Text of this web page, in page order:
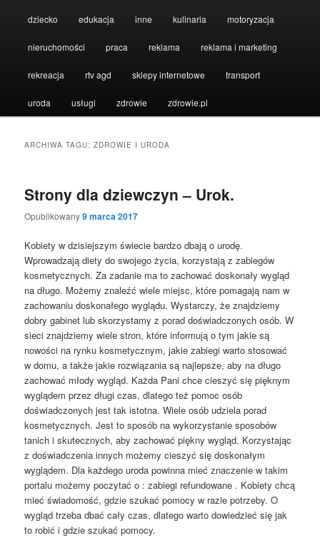
dziecko edukacja inne kulinaria motoryzacja
nieruchomości praca reklama reklama i marketing
rekreacja rtv agd sklepy internetowe transport
uroda usługi zdrowie zdrowie.pl
ARCHIWA TAGU:ZDROWIE I URODA
Strony dla dziewczyn – Urok.
Opublikowany9 marca 2017
Kobiety w dzisiejszym świecie bardzo dbają o urodę.
Wprowadzają diety do swojego życia, korzystają z zabiegów
kosmetycznych. Za zadanie ma to zachować doskonały wygląd
na długo. Możemy znaleźć wiele miejsc, które pomagają nam w
zachowaniu doskonałego wyglądu. Wystarczy, że znajdziemy
dobry gabinet lub skorzystamy z porad doświadczonych osób. W
sieci znajdziemy wiele stron, które informują o tym jakie są
nowości na rynku kosmetycznym, jakie zabiegi warto stosować
w domu, a także jakie rozwiązania są najlepsze, aby na długo
zachować młody wygląd. Każda Pani chce cieszyć się pięknym
wyglądem przez długi czas, dlatego też pomoc osób
doświadczonych jest tak istotna. Wiele osób udziela porad
kosmetycznych. Jest to sposób na wykorzystanie sposobów
tanich i skutecznych, aby zachować piękny wygląd. Korzystając
z doświadczenia innych możemy cieszyć się doskonałym
wyglądem. Dla każdego uroda powinna mieć znaczenie w takim
portalu możemy poczytać o : zabiegi refundowane . Kobiety chcą
mieć świadomość, gdzie szukać pomocy w razie potrzeby. O
wygląd trzeba dbać cały czas, dlatego warto dowiedzieć się jak
to robić i gdzie szukać pomocy.